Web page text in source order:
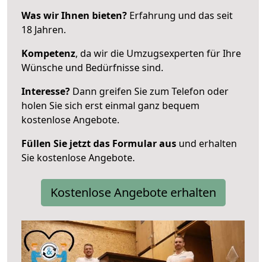
Was wir Ihnen bieten? Erfahrung und das seit
18 Jahren.
Kompetenz, da wir die Umzugsexperten für Ihre
Wünsche und Bedürfnisse sind.
Interesse? Dann greifen Sie zum Telefon oder
holen Sie sich erst einmal ganz bequem
kostenlose Angebote.
Füllen Sie jetzt das Formular aus und erhalten
Sie kostenlose Angebote.
Kostenlose Angebote erhalten